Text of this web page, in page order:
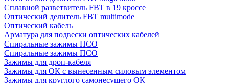
Сплавной разветвитель FBT в 19 кроссе
Оптический делитель FBT multimode
Оптический кабель
Арматура для подвески оптических кабелей
Спиральные зажимы НСО
Спиральные зажимы ПСО
Зажимы для дроп-кабеля
Зажимы для ОК с вынесенным силовым элементом
Зажимы для круглого самонесущего ОК